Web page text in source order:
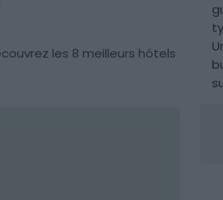
les 8 meilleurs hôtels